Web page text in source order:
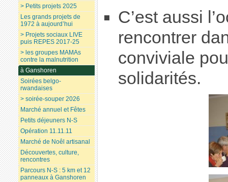
C’est aussi
rencontrer
conviviale
solidarités.
> Petits projets 2025
Les grands projets de
1972 à aujourd’hui
> Projets sociaux LIVE
puis REPES 2017-25
> les groupes MAMAs
contre la malnutrition
à Ganshoren
Soirées belgo-
rwandaises
> soirée-souper 2026
Marché annuel et Fêtes
Petits déjeuners N-S
Opération 11.11.11
Marché de Noêl artisanal
Découvertes, culture,
rencontres
Parcours N-S : 5 km et 12
panneaux à Ganshoren